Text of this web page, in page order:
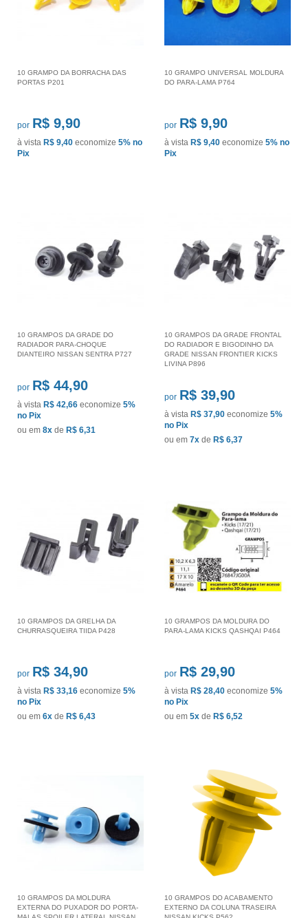
10 GRAMPO DA BORRACHA DAS
PORTAS P201
por R$ 9,90
à vista R$ 9,40 economize 5% no
Pix
10 GRAMPO UNIVERSAL MOLDURA
DO PARA-LAMA P764
por R$ 9,90
à vista R$ 9,40 economize 5% no
Pix
10 GRAMPOS DA GRADE DO
RADIADOR PARA-CHOQUE
DIANTEIRO NISSAN SENTRA P727
por R$ 44,90
à vista R$ 42,66 economize 5%
no Pix
ou em 8x de R$ 6,31
10 GRAMPOS DA GRADE FRONTAL
DO RADIADOR E BIGODINHO DA
GRADE NISSAN FRONTIER KICKS
LIVINA P896
por R$ 39,90
à vista R$ 37,90 economize 5%
no Pix
ou em 7x de R$ 6,37
10 GRAMPOS DA GRELHA DA
CHURRASQUEIRA TIIDA P428
por R$ 34,90
à vista R$ 33,16 economize 5%
no Pix
ou em 6x de R$ 6,43
10 GRAMPOS DA MOLDURA DO
PARA-LAMA KICKS QASHQAI P464
por R$ 29,90
à vista R$ 28,40 economize 5%
no Pix
ou em 5x de R$ 6,52
10 GRAMPOS DA MOLDURA
EXTERNA DO PUXADOR DO PORTA-
10 GRAMPOS DO ACABAMENTO
EXTERNO DA COLUNA TRASEIRA